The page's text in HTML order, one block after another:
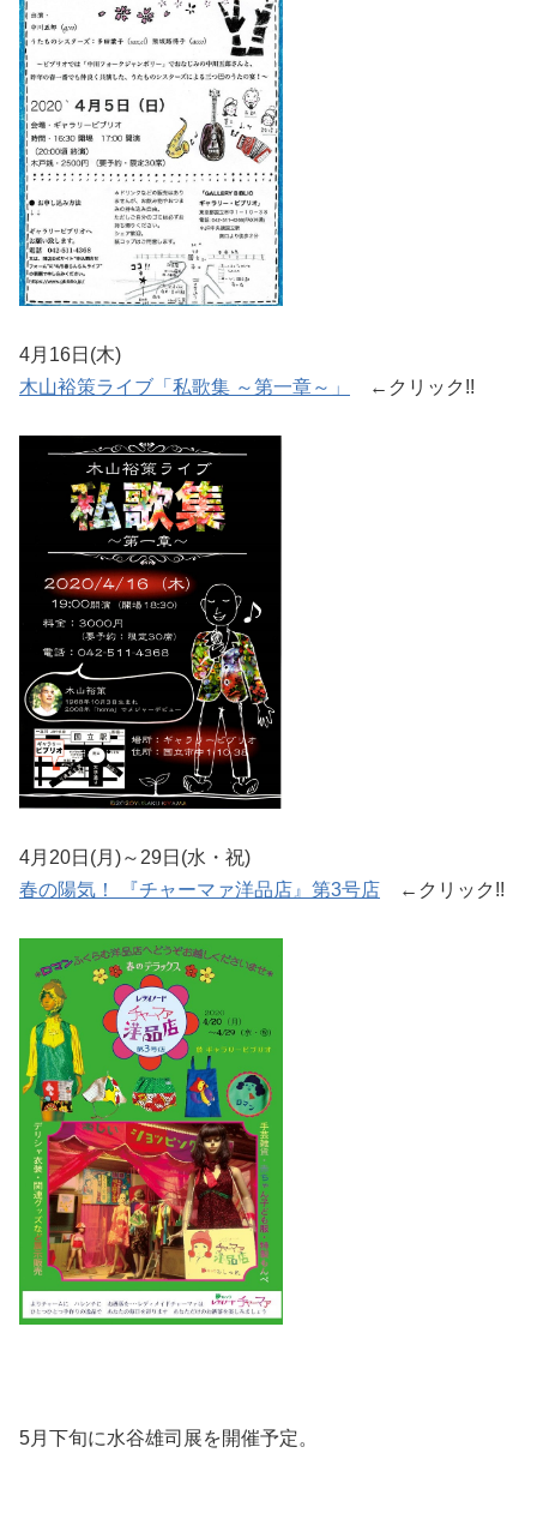
4月16日(木)
木山裕策ライブ「私歌集 ～第一章～」
←クリック!!
4月20日(月)～29日(水・祝)
春の陽気！ 『チャーマァ洋品店』第3号店 ←クリック!!
5月下旬に水谷雄司展を開催予定。